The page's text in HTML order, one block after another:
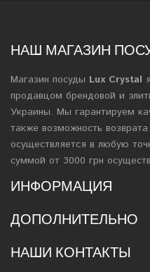
НАШ МАГАЗИН
Магазин посуды Lux Crystal
продавцом брендовой и
Украины. Мы гарантируем
также возможность
осуществляется в любую
суммой от 3000 грн
ИНФОРМАЦИЯ
ДОПОЛНИТЕЛЬНО
НАШИ КОНТАКТЫ